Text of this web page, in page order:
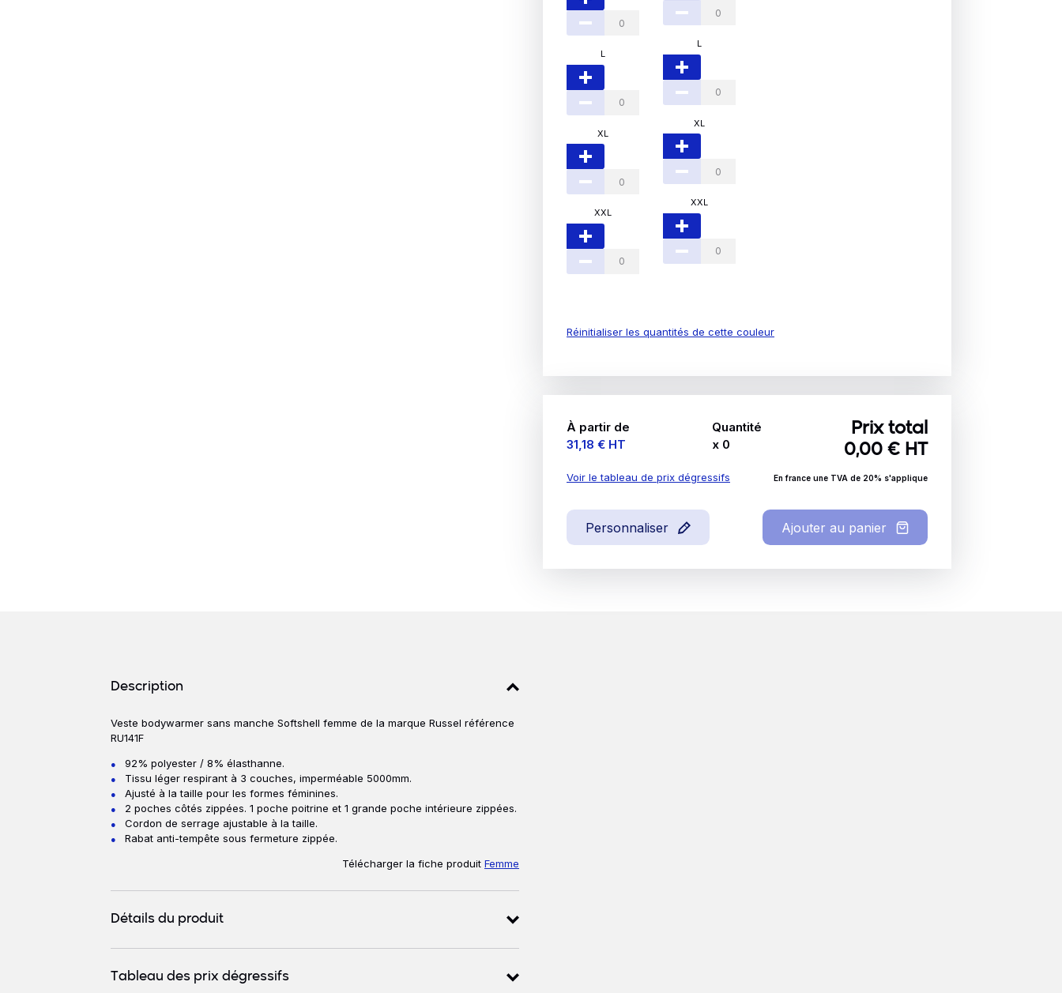
L
XL
XXL
L
XL
XXL
Réinitialiser les quantités de cette couleur
À partir de
Prix
31,18 € HT
Quantité
x 0
Prix total
0,00 € HT
Voir le tableau de prix dégressifs En france une TVA de 20% s'applique
Personnaliser Ajouter au panier
Détails produits
Description
Description
Veste bodywarmer sans manche Softshell femme de la marque Russel référence
RU141F
92% polyester / 8% élasthanne.
Tissu léger respirant à 3 couches, imperméable 5000mm.
Ajusté à la taille pour les formes féminines.
2 poches côtés zippées. 1 poche poitrine et 1 grande poche intérieure zippées.
Cordon de serrage ajustable à la taille.
Rabat anti-tempête sous fermeture zippée.
Télécharger la fiche produit Femme
Détails du produit
Tableau des prix dégressifs